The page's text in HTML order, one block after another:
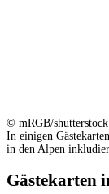
© mRGB/
In einigen
in den Alpen
Gästekarten